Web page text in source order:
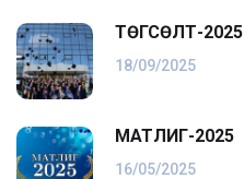
ТӨГСӨЛТ-2025
18/09/2025
МАТЛИГ-2025
16/05/2025